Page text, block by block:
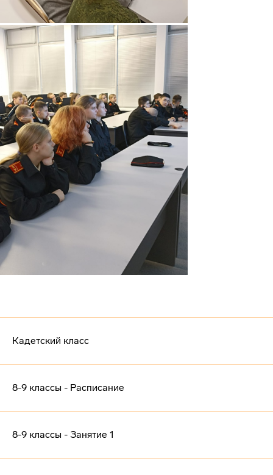
Кадетский класс
8-9 классы - Расписание
8-9 классы - Занятие 1